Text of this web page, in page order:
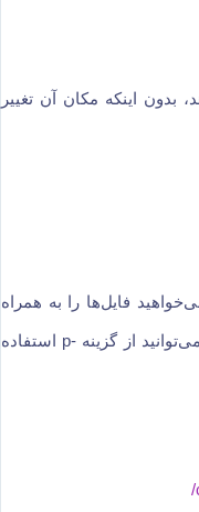
بدون اینکه مکان آن تغییر
فایل‌ها را به همراه
تمامی مجوزها و تنظیمات آن‌ها کپی کنید، می‌توانید از گزینه -p استفاده